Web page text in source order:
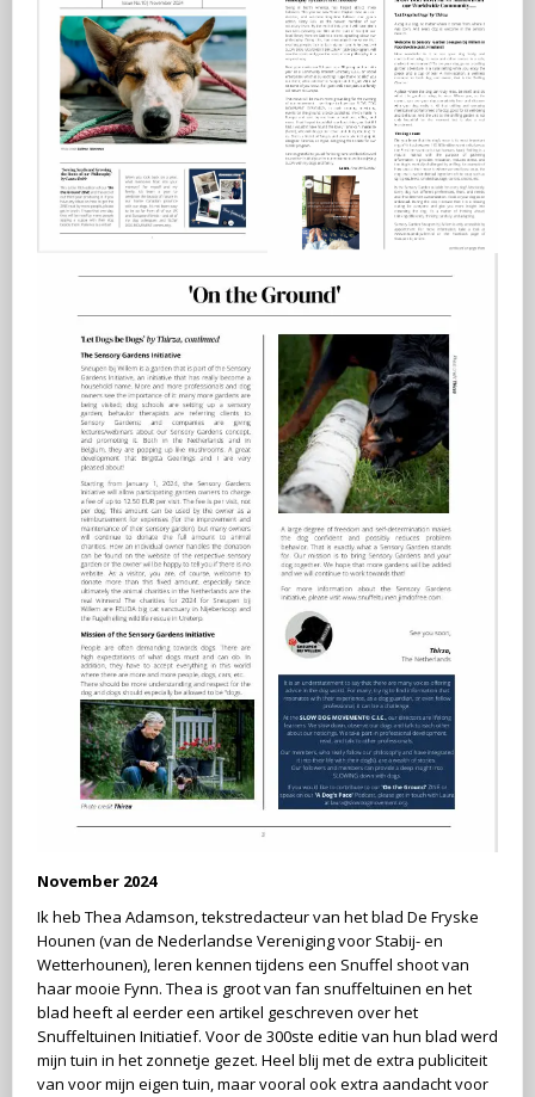
November 2024
Ik heb Thea Adamson, tekstredacteur van het blad De Fryske
Hounen (van de Nederlandse Vereniging voor Stabij- en
Wetterhounen), leren kennen tijdens een Snuffel shoot van
haar mooie Fynn. Thea is groot van fan snuffeltuinen en het
blad heeft al eerder een artikel geschreven over het
Snuffeltuinen Initiatief. Voor de 300ste editie van hun blad werd
mijn tuin in het zonnetje gezet. Heel blij met de extra publiciteit
van voor mijn eigen tuin, maar vooral ook extra aandacht voor